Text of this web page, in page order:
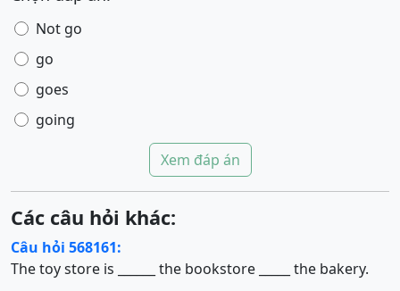
Not go
go
goes
going
Xem đáp án
Các câu hỏi khác:
Câu hỏi 568161:
The toy store is ______ the bookstore _____ the bakery.